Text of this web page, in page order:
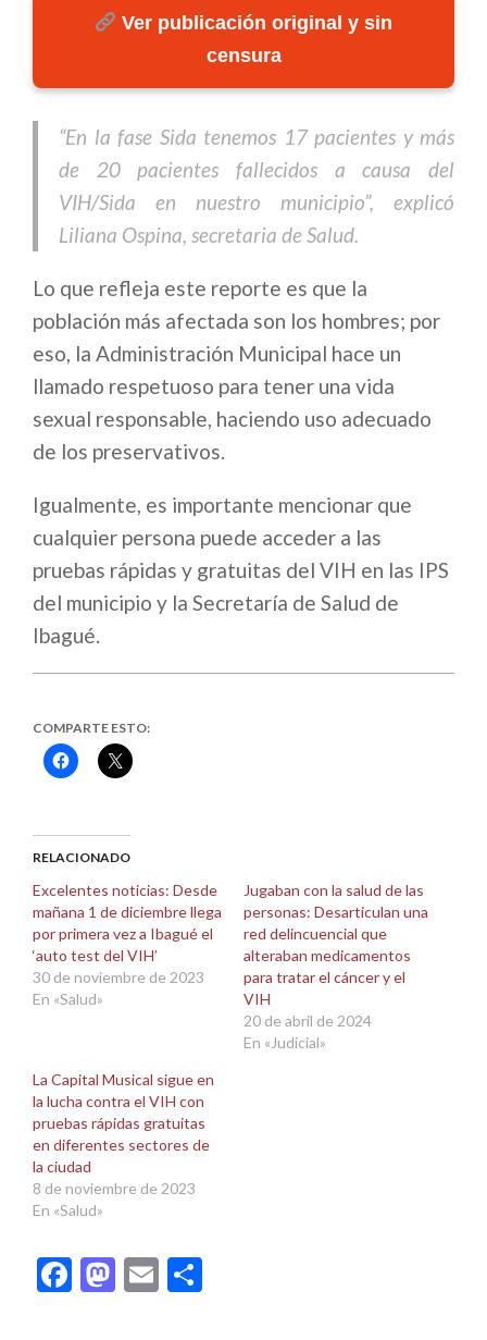
Ver publicación original y sin
censura
“En la fase Sida tenemos 17 pacientes y más
de 20 pacientes fallecidos a causa del
VIH/Sida en nuestro municipio”, explicó
Liliana Ospina, secretaria de Salud.
Lo que refleja este reporte es que la
población más afectada son los hombres; por
eso, la Administración Municipal hace un
llamado respetuoso para tener una vida
sexual responsable, haciendo uso adecuado
de los preservativos.
Igualmente, es importante mencionar que
cualquier persona puede acceder a las
pruebas rápidas y gratuitas del VIH en las IPS
del municipio y la Secretaría de Salud de
Ibagué.
COMPARTE ESTO:
Haz
clic
(Se
abre
una
ventana
nueva)
Haz
clic
(Se
abre
una
ventana
nueva)
RELACIONADO
Excelentes noticias: Desde
mañana 1 de diciembre llega
por primera vez a Ibagué el
‘auto test del VIH’
30 de noviembre de 2023
En «Salud»
Jugaban con la salud de las
personas: Desarticulan una
red delincuencial que
alteraban medicamentos
para tratar el cáncer y el
VIH
20 de abril de 2024
En «Judicial»
La Capital Musical sigue en
la lucha contra el VIH con
pruebas rápidas gratuitas
en diferentes sectores de
la ciudad
8 de noviembre de 2023
En «Salud»
Facebook
Mastodon
Email